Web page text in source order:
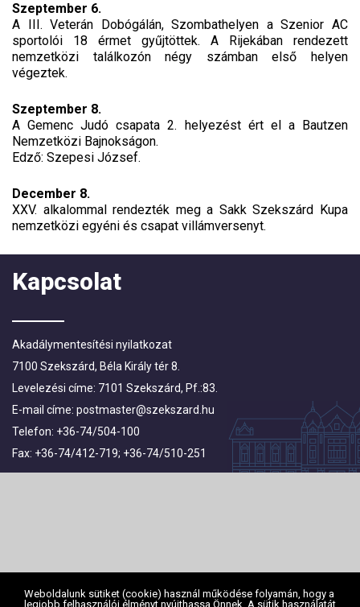
Weboldalunk sütiket (cookie) használ működése folyamán, hogy a
legjobb felhasználói élményt nyújthassa Önnek. A sütik használatát
Szeptember 6.
A III. Veterán Dobógálán, Szombathelyen a Szenior AC
sportolói 18 érmet gyűjtöttek. A Rijekában rendezett
nemzetközi találkozón négy számban első helyen
végeztek.
Szeptember 8.
A Gemenc Judó csapata 2. helyezést ért el a Bautzen
Nemzetközi Bajnokságon.
Edző: Szepesi József.
December 8.
XXV. alkalommal rendezték meg a Sakk Szekszárd Kupa
nemzetközi egyéni és csapat villámversenyt.
Kapcsolat
Akadálymentesítési nyilatkozat
7100 Szekszárd, Béla Király tér 8.
Levelezési címe: 7101 Szekszárd, Pf.:83.
E-mail címe: postmaster@szekszard.hu
Telefon: +36-74/504-100
Fax: +36-74/412-719; +36-74/510-251